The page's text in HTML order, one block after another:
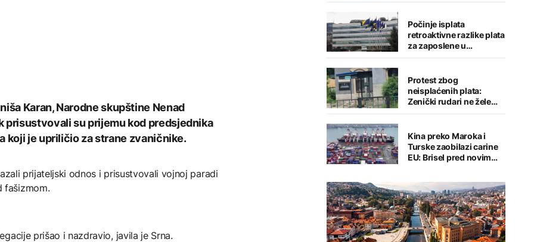
Karan, Narodne skupštine Nenad
prisustvovali su prijemu kod predsjednika
koji je upriličio za strane zvaničnike.
prijateljski odnos i prisustvovali vojnoj paradi
fašizmom.
prišao i nazdravio, javila je Srna.
Počinje isplata
retroaktivne razlike plata
za zaposlene u
institucijama BiH
Protest zbog
neisplaćenih plata:
Zenički rudari ne žele
napustiti jamu
Kina preko Maroka i
Turske zaobilazi carine
EU: Brisel pred novim